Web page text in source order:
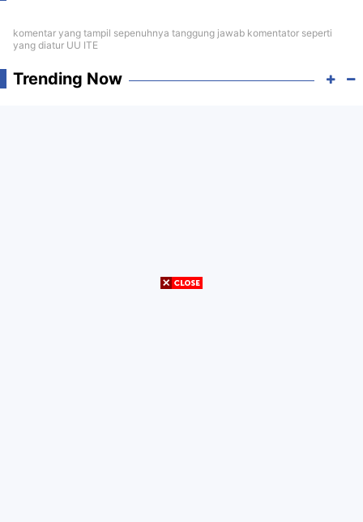
komentar yang tampil sepenuhnya tanggung jawab komentator seperti
yang diatur UU ITE
Trending Now